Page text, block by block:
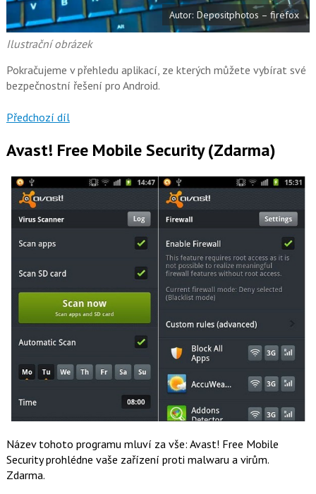
k
u
Autor: Depositphotos – firefox
Ilustrační obrázek
Pokračujeme v přehledu aplikací, ze kterých můžete vybírat své
bezpečnostní řešení pro Android.
Předchozí díl
Avast! Free Mobile Security (Zdarma)
Název tohoto programu mluví za vše: Avast! Free Mobile
Security prohlédne vaše zařízení proti malwaru a virům.
Zdarma.